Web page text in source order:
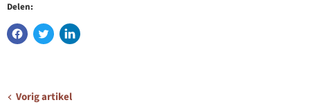
Delen:
Vorig artikel